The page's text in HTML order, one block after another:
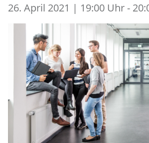
26. April 2021 | 19:00 Uhr -